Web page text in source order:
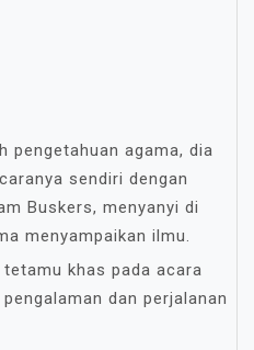
pengetahuan agama, dia
sendiri dengan
Buskers, menyanyi di
menyampaikan ilmu.
khas pada acara
dan perjalanan